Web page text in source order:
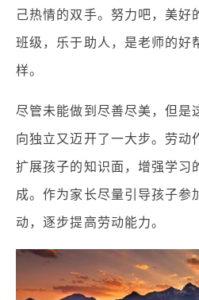
己热情的双手。努力吧，美好
班级，乐于助人，是老师的好
样。
尽管未能做到尽善尽美，但是
向独立又迈开了一大步。劳动
扩展孩子的知识面，增强学习
成。作为家长尽量引导孩子参
动，逐步提高劳动能力。